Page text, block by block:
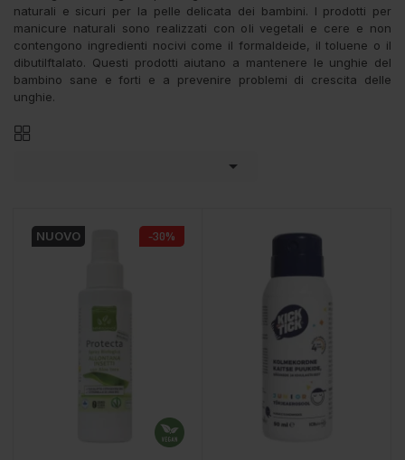
naturali e sicuri per la pelle delicata dei bambini. I prodotti per
manicure naturali sono realizzati con oli vegetali e cere e non
contengono ingredienti nocivi come il formaldeide, il toluene o il
dibutilftalato. Questi prodotti aiutano a mantenere le unghie del
bambino sane e forti e a prevenire problemi di crescita delle
unghie.

NUOVO -30%